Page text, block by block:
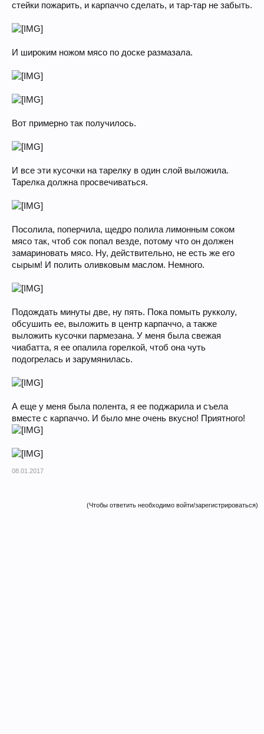
стейки пожарить, и карпаччо сделать, и тар-тар не забыть.
И широким ножом мясо по доске размазала.
Вот примерно так получилось.
И все эти кусочки на тарелку в один слой выложила.
Тарелка должна просвечиваться.
Посолила, поперчила, щедро полила лимонным соком
мясо так, чтоб сок попал везде, потому что он должен
замариновать мясо. Ну, действительно, не есть же его
сырым! И полить оливковым маслом. Немного.
Подождать минуты две, ну пять. Пока помыть рукколу,
обсушить ее, выложить в центр карпаччо, а также
выложить кусочки пармезана. У меня была свежая
чиабатта, я ее опалила горелкой, чтоб она чуть
подогрелась и зарумянилась.
А еще у меня была полента, я ее поджарила и съела
вместе с карпаччо. И было мне очень вкусно! Приятного!
08.01.2017
(Чтобы ответить необходимо войти/зарегистрироваться)